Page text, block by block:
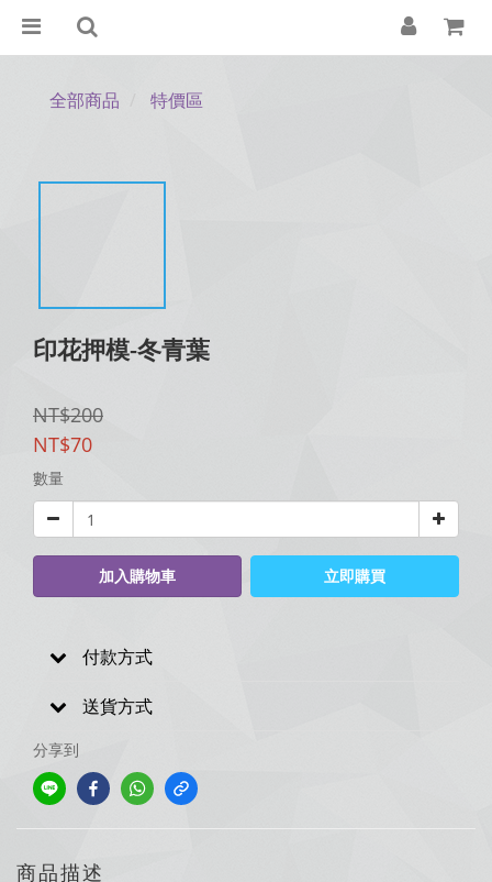
全部商品 特價區
印花押模-冬青葉
NT$200
NT$70
數量
加入購物車 立即購買
付款方式
送貨方式
分享到
商品描述